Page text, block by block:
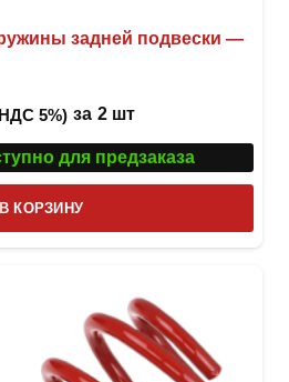
задней подвески —
5%) за 2 шт
для предзаказа
В КОРЗИНУ